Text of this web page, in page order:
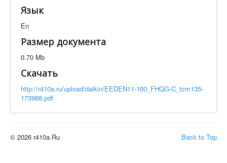
Производитель
Элементов на страницу
Язык
En
Размер документа
0.70 Mb
Скачать
http://r410a.ru/upload/daikin/EEDEN11-100_FHQG-C_tcm135-
173988.pdf
Back to Top
© 2026 r410a.Ru